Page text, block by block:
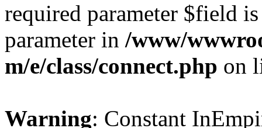
required parameter $field
parameter in /www/
m/e/class/connect.php on
Warning: Constant